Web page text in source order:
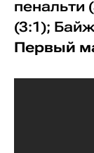
пенальти
(3:1);
Первый